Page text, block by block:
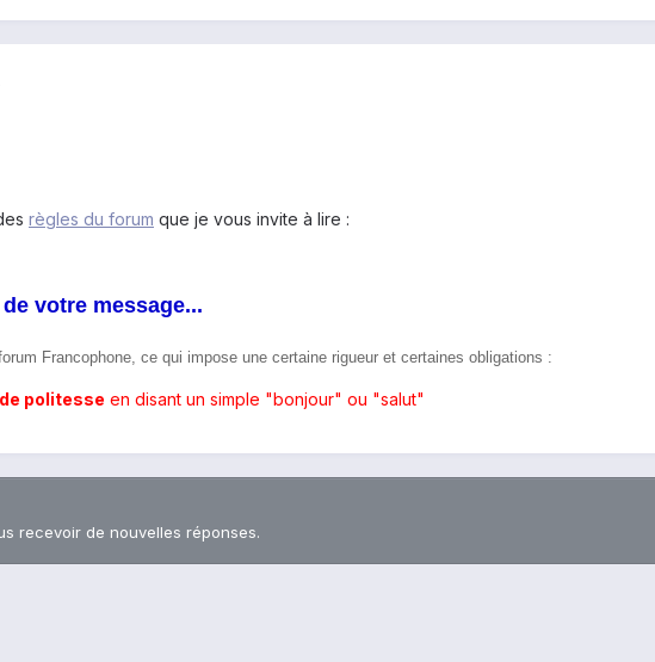
règles du forum que je vous invite à lire :
votre message...
Francophone, ce qui impose une certaine rigueur et certaines obligations :
politesse en disant un simple "bonjour" ou "salut"
recevoir de nouvelles réponses.